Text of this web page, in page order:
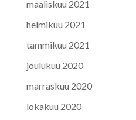
maaliskuu 2021
helmikuu 2021
tammikuu 2021
joulukuu 2020
marraskuu 2020
lokakuu 2020